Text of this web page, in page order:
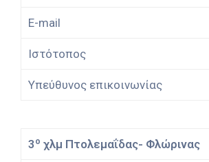
E-mail
Ιστότοπος
Υπεύθυνος επικοινωνίας
3ο χλμ Πτολεμαΐδας- Φλώρινας